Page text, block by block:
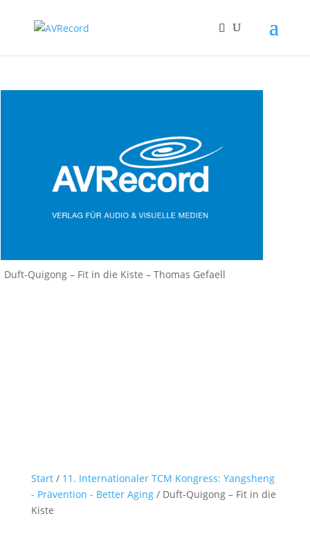
Duft-Quigong – Fit in die Kiste – Thomas Gefaell
Start/ 11. Internationaler TCM Kongress: Yangsheng
- Prävention - Better Aging/ Duft-Quigong – Fit in die
Kiste